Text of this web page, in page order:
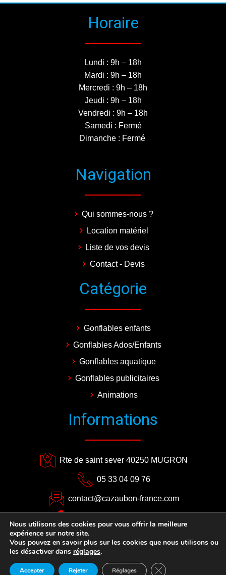
Horaire
Lundi : 9h – 18h
Mardi : 9h – 18h
Mercredi : 9h – 18h
Jeudi : 9h – 18h
Vendredi : 9h – 18h
Samedi : Fermé
Dimanche : Fermé
Navigation
Qui sommes-nous ?
Location matériel
Liste de vos devis
Contact - Devis
Catégorie
Gonflables enfants
Gonflables Ados/Enfants
Gonflables aquatique
Gonflables publicitaires
Animations
Informations
Rte de saint sever 40250 MUGRON
05 33 04 09 76
contact@cazaubon-france.com
Plan du site –Mentions légales
Nous utilisons des cookies pour vous offrir la meilleure
expérience sur notre site.
Vous pouvez en savoir plus sur les cookies que nous utilisons ou
les désactiver dans réglages.
Accepter Rejeter Réglages Close GDPR Cookie